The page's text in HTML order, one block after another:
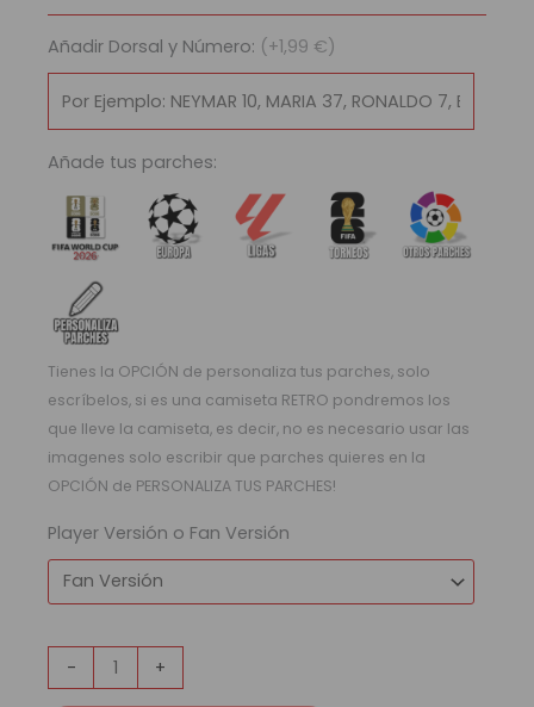
Añadir Dorsal y Número: (+1,99 €)
Añade tus parches:
Tienes la OPCIÓN de personaliza tus parches, solo
escríbelos, si es una camiseta RETRO pondremos los
que lleve la camiseta, es decir, no es necesario usar las
imagenes solo escribir que parches quieres en la
OPCIÓN de PERSONALIZA TUS PARCHES!
Player Versión o Fan Versión
-
|
Local
cantidad
+